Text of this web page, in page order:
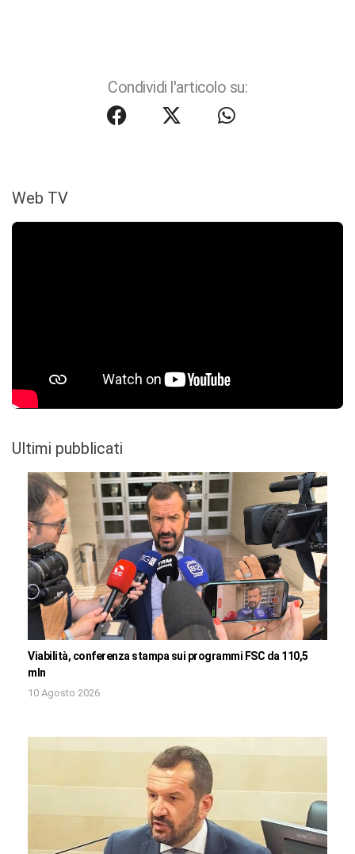
Condividi l'articolo su:
Web TV
Ultimi pubblicati
Viabilità, conferenza stampa sui programmi FSC da 110,5
mln
10 Agosto 2026